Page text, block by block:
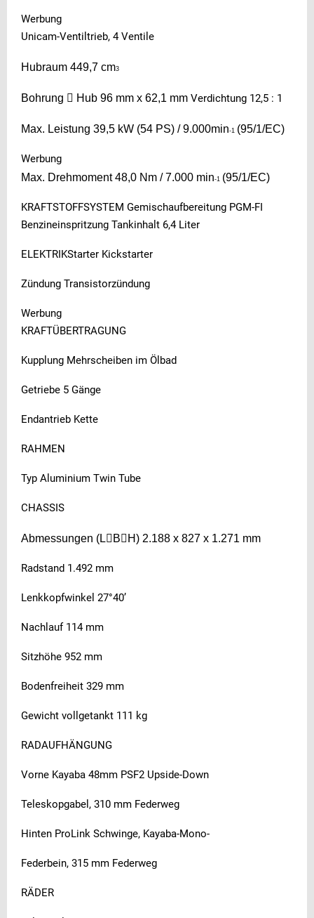
Werbung
Unicam-Ventiltrieb, 4 Ventile
Hubraum 449,7 cm3
Bohrung  Hub 96 mm x 62,1 mm Verdichtung 12,5 : 1
Max. Leistung 39,5 kW (54 PS) / 9.000min-1 (95/1/EC)
Werbung
Max. Drehmoment 48,0 Nm / 7.000 min-1 (95/1/EC)
KRAFTSTOFFSYSTEM Gemischaufbereitung PGM-FI
Benzineinspritzung Tankinhalt 6,4 Liter
ELEKTRIKStarter Kickstarter
Zündung Transistorzündung
Werbung
KRAFTÜBERTRAGUNG
Kupplung Mehrscheiben im Ölbad
Getriebe 5 Gänge
Endantrieb Kette
RAHMEN
Typ Aluminium Twin Tube
CHASSIS
Abmessungen (L B H) 2.188 x 827 x 1.271 mm
Radstand 1.492 mm
Lenkkopfwinkel 27°40’
Nachlauf 114 mm
Sitzhöhe 952 mm
Bodenfreiheit 329 mm
Gewicht vollgetankt 111 kg
RADAUFHÄNGUNG
Vorne Kayaba 48mm PSF2 Upside-Down
Teleskopgabel, 310 mm Federweg
Hinten ProLink Schwinge, Kayaba-Mono-
Federbein, 315 mm Federweg
RÄDER